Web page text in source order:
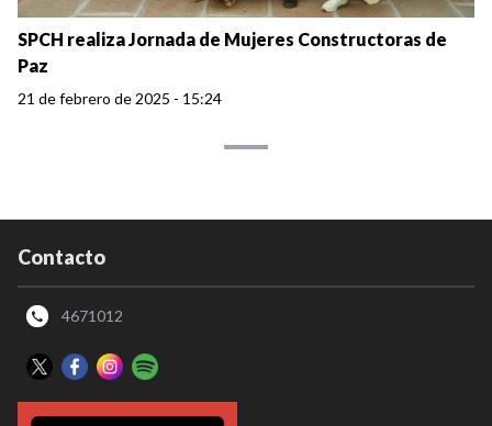
SPCH realiza Jornada de Mujeres Constructoras de
Paz
21 de febrero de 2025 - 15:24
Contacto
4671012